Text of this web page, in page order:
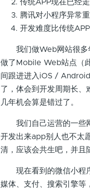
传统APP现在已经
腾讯对小程序异常
开发难度比传统
我们做Web网站很多年
做了Mobile Web站点（
间跟进进入iOS /
了，体会到开发周期长、
几年机会算是错过了。
我们自己运营的一些网
开发出来app别人也不太
清，应该会共生吧，并且
现在看到的微信小程序
媒体、支付、搜索引擎等